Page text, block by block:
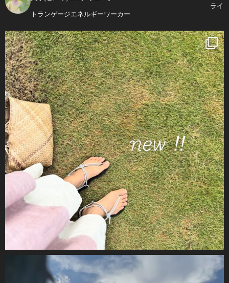
ライ
トランゲージエネルギーワーカー